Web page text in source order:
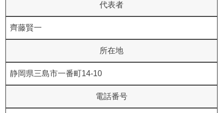
代表者
齊藤賢一
所在地
静岡県三島市一番町14-10
電話番号